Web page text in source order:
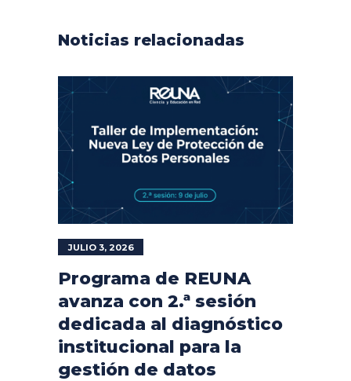
Noticias relacionadas
JULIO 3, 2026
Programa de REUNA
avanza con 2.ª sesión
dedicada al diagnóstico
institucional para la
gestión de datos